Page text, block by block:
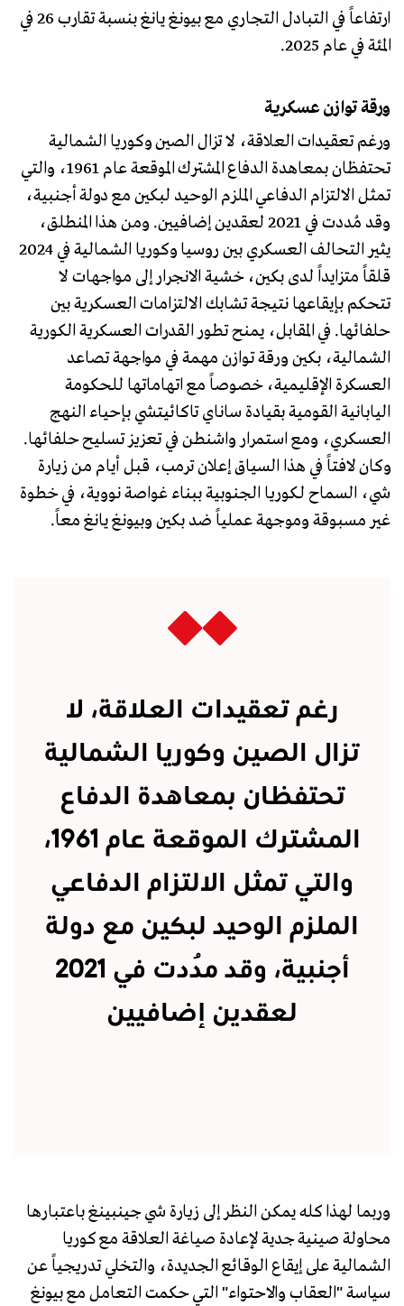
ارتفاعاً في التبادل التجاري مع بيونغ يانغ بنسبة تقارب 26 في
المئة في عام 2025.
ورقة توازن عسكرية
ورغم تعقيدات العلاقة، لا تزال الصين وكوريا الشمالية
تحتفظان بمعاهدة الدفاع المشترك الموقعة عام 1961، والتي
تمثل الالتزام الدفاعي الملزم الوحيد لبكين مع دولة أجنبية،
وقد مُددت في 2021 لعقدين إضافيين. ومن هذا المنطلق،
يثير التحالف العسكري بين روسيا وكوريا الشمالية في 2024
قلقاً متزايداً لدى بكين، خشية الانجرار إلى مواجهات لا
تتحكم بإيقاعها نتيجة تشابك الالتزامات العسكرية بين
حلفائها. في المقابل، يمنح تطور القدرات العسكرية الكورية
الشمالية، بكين ورقة توازن مهمة في مواجهة تصاعد
العسكرة الإقليمية، خصوصاً مع اتهاماتها للحكومة
اليابانية القومية بقيادة ساناي تاكائيتشي بإحياء النهج
العسكري، ومع استمرار واشنطن في تعزيز تسليح حلفائها.
وكان لافتاً في هذا السياق إعلان ترمب، قبل أيام من زيارة
شي، السماح لـكوريا الجنوبية ببناء غواصة نووية، في خطوة
غير مسبوقة وموجهة عملياً ضد بكين وبيونغ يانغ معاً.
رغم تعقيدات العلاقة، لا
تزال الصين وكوريا الشمالية
تحتفظان بمعاهدة الدفاع
المشترك الموقعة عام 1961،
والتي تمثل الالتزام الدفاعي
الملزم الوحيد لبكين مع دولة
أجنبية، وقد مُددت في 2021
لعقدين إضافيين
وربما لهذا كله يمكن النظر إلى زيارة شي جينبينغ باعتبارها
محاولة صينية جدية لإعادة صياغة العلاقة مع كوريا
الشمالية على إيقاع الوقائع الجديدة، والتخلي تدريجياً عن
سياسة "العقاب والاحتواء" التي حكمت التعامل مع بيونغ